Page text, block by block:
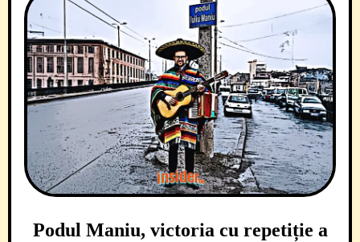
Podul Maniu, victoria cu repetiție a